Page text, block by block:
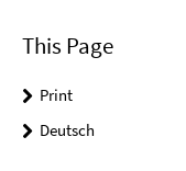
This Page
Print
Deutsch